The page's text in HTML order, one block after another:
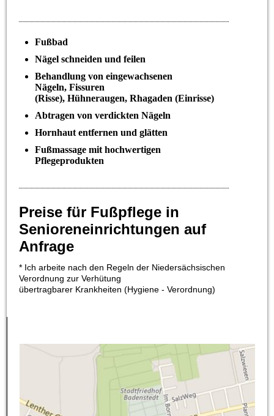
Fußbad
Nägel schneiden und feilen
Behandlung von eingewachsenen
Nägeln, Fissuren
(Risse), Hühneraugen, Rhagaden (Einrisse)
Abtragen von verdickten Nägeln
Hornhaut entfernen und glätten
Fußmassage mit hochwertigen
Pflegeprodukten
Preise für Fußpflege in
Senioreneinrichtungen auf
Anfrage
* Ich arbeite nach den Regeln der Niedersächsischen
Verordnung zur Verhütung
übertragbarer Krankheiten (Hygiene - Verordnung)